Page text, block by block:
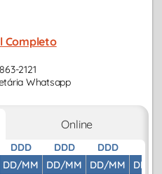
Completo
2121
Whatsapp
Online
DDD
DD/MM
DDD
DD/MM
DDD
DD/MM
DD/